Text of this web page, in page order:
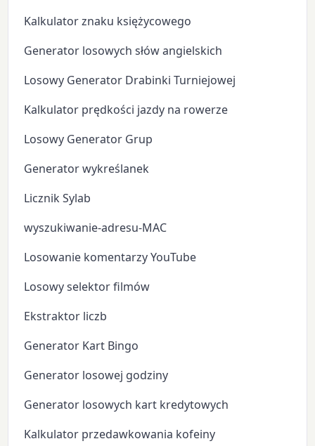
Kalkulator znaku księżycowego
Generator losowych słów angielskich
Losowy Generator Drabinki Turniejowej
Kalkulator prędkości jazdy na rowerze
Losowy Generator Grup
Generator wykreślanek
Licznik Sylab
wyszukiwanie-adresu-MAC
Losowanie komentarzy YouTube
Losowy selektor filmów
Ekstraktor liczb
Generator Kart Bingo
Generator losowej godziny
Generator losowych kart kredytowych
Kalkulator przedawkowania kofeiny